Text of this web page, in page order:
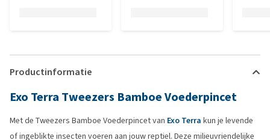
Productinformatie
Exo Terra Tweezers Bamboe Voederpincet
Met de Tweezers Bamboe Voederpincet van Exo Terra kun je levende
of ingeblikte insecten voeren aan jouw reptiel. Deze milieuvriendelijke